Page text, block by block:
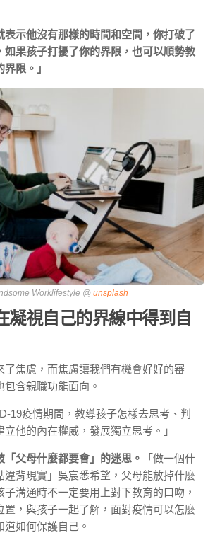
表示他沒有那樣的時間和空間，你打破了
如果孩子打擾了你的界限，也可以順勢教
限。」
Worklifestyle @ unsplash
視自己的界線中得到自
了焦慮，而焦慮讓我們有機會好好的審
含親職功能面向。
19疫情期間，教導孩子怎樣去思考、判
他的內在權威，發展獨立思考。」
「父母什麼都要會」的迷思。
「做一個什
違背現實」吳宸悉希望，父母能放掉什麼
溝通時不一定要用上對下教育的口吻，
置，與孩子一起了解，面對疫情可以怎麼
如何保護自己。